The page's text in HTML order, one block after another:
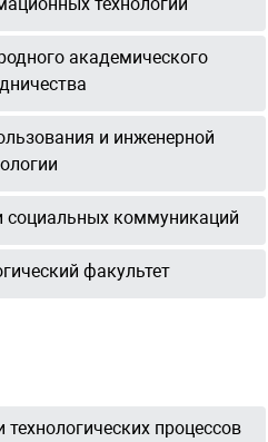
академического
и инженерной
социальных коммуникаций
факультет
процессов